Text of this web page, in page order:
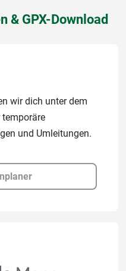
& GPX-Download
wir dich unter dem
temporäre
und Umleitungen.